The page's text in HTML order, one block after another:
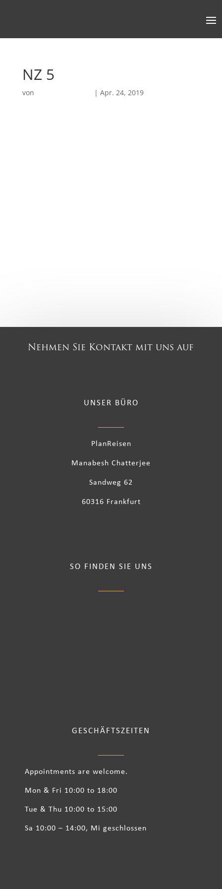
NZ 5
von | Apr. 24, 2019
Nehmen Sie Kontakt mit uns auf
UNSER BÜRO
PlanReisen
Manabesh Chatterjee
Sandweg 62
60316 Frankfurt
SO FINDEN SIE UNS
GESCHÄFTSZEITEN
Appointments are welcome.
Mon & Fri 10:00 to 18:00
Tue & Thu 10:00 to 15:00
Sa 10:00 – 14:00, Mi geschlossen